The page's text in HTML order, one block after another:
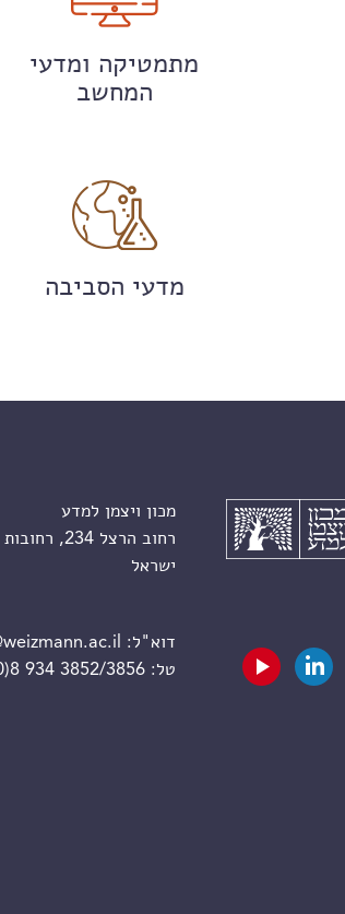
מתמטיקה ומדעי
המחשב
מדעי הסביבה
מכון ויצמן למדע
רחוב הרצל 234, רחובות 7610001
ישראל
דוא"ל:
טל:934 3852/3856